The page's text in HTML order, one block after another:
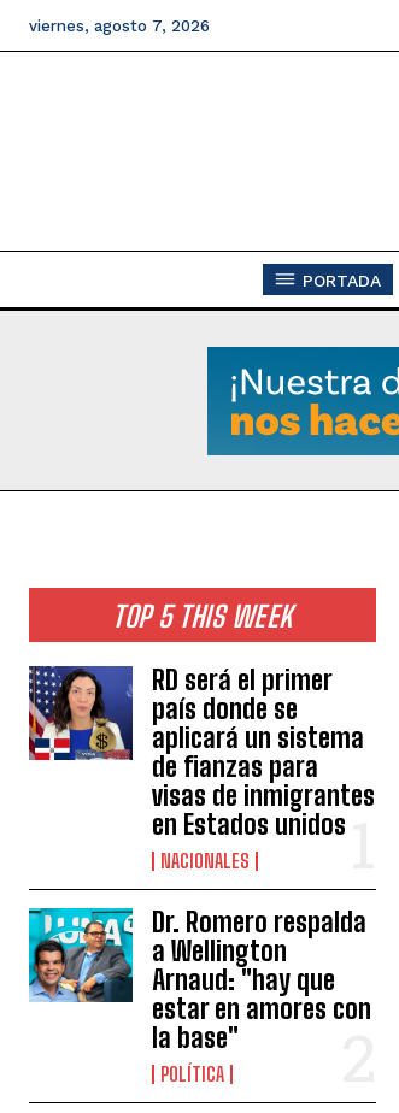
viernes, agosto 7, 2026
PORTADA
TOP 5 THIS WEEK
RD será el primer
país donde se
aplicará un sistema
de fianzas para
visas de inmigrantes
en Estados unidos
NACIONALES
Dr. Romero respalda
a Wellington
Arnaud: "hay que
estar en amores con
la base"
POLÍTICA